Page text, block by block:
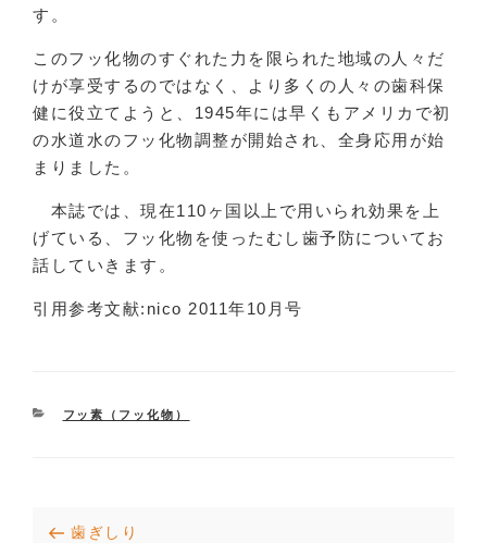
す。
このフッ化物のすぐれた力を限られた地域の人々だ
けが享受するのではなく、より多くの人々の歯科保
健に役立てようと、1945年には早くもアメリカで初
の水道水のフッ化物調整が開始され、全身応用が始
まりました。
本誌では、現在110ヶ国以上で用いられ効果を上
げている、フッ化物を使ったむし歯予防についてお
話していきます。
引用参考文献:nico 2011年10月号
CATEGORIES
フッ素（フッ化物）
投Previous
歯ぎしり